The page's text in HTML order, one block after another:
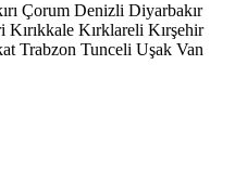
Çorum Denizli Diyarbakır
Kırıkkale Kırklareli Kırşehir
Trabzon Tunceli Uşak Van